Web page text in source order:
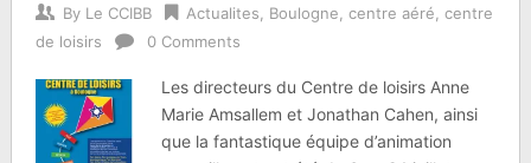
By Le CCIBB Actualites Boulogne centre aéré centre
de loisirs
0 Comments
Les directeurs du Centre de loisirs Anne
Marie Amsallem et Jonathan Cahen, ainsi
que la fantastique équipe d’animation